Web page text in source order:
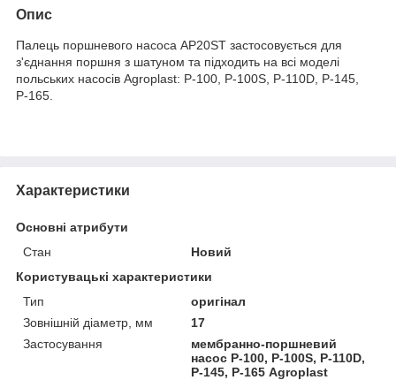
Опис
Палець поршневого насоса AP20ST застосовується для
з'єднання поршня з шатуном та підходить на всі моделі
польських насосів Agroplast: P-100, P-100S, P-110D, P-145,
Р-165.
Характеристики
Основні атрибути
Стан
Новий
Користувацькi характеристики
Тип
оригінал
Зовнішній діаметр, мм
17
Застосування
мембранно-поршневий
насос P-100, P-100S, P-110D,
P-145, Р-165 Agroplast